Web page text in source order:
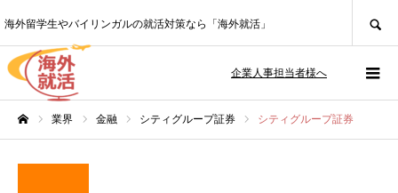
海外留学生やバイリンガルの就活対策なら「海外就活」
企業人事担当者様へ
業界 金融 シティグループ証券 シティグループ証券